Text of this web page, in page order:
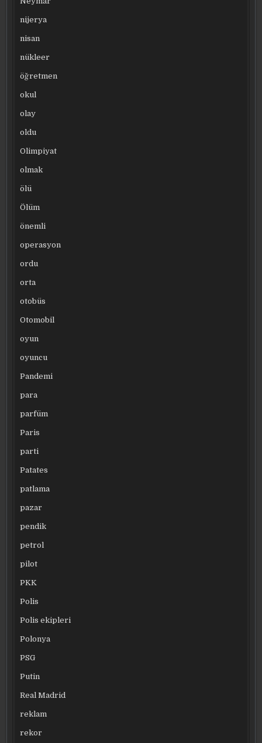
nijerya
nisan
nükleer
öğretmen
okul
olay
oldu
Olimpiyat
olmak
ölü
Ölüm
önemli
operasyon
ordu
orta
otobüs
Otomobil
oyun
oyuncu
Pandemi
para
parfüm
Paris
parti
Patates
patlama
pazar
pendik
petrol
pilot
PKK
Polis
Polis ekipleri
Polonya
PSG
Putin
Real Madrid
reklam
rekor